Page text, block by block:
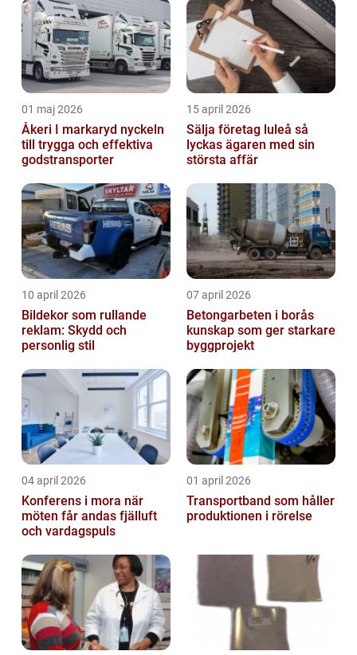
stöd
01 maj 2026
Åkeri I markaryd nyckeln
till trygga och effektiva
godstransporter
15 april 2026
Sälja företag luleå så
lyckas ägaren med sin
största affär
10 april 2026
Bildekor som rullande
reklam: Skydd och
personlig stil
07 april 2026
Betongarbeten i borås
kunskap som ger starkare
byggprojekt
04 april 2026
Konferens i mora när
möten får andas fjälluft
och vardagspuls
01 april 2026
Transportband som håller
produktionen i rörelse